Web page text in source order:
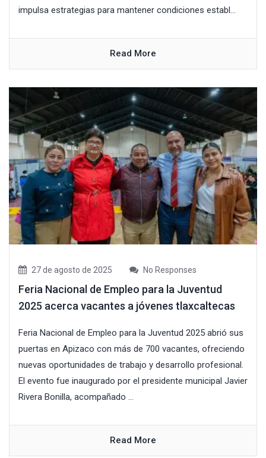
impulsa estrategias para mantener condiciones establ...
Read More
27 de agosto de 2025 No Responses
Feria Nacional de Empleo para la Juventud
2025 acerca vacantes a jóvenes tlaxcaltecas
Feria Nacional de Empleo para la Juventud 2025 abrió sus
puertas en Apizaco con más de 700 vacantes, ofreciendo
nuevas oportunidades de trabajo y desarrollo profesional.
El evento fue inaugurado por el presidente municipal Javier
Rivera Bonilla, acompañado ...
Read More